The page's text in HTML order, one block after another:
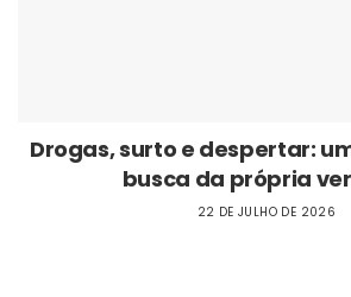
Drogas, surto e despertar:
busca da própria
22 DE JULHO DE 2026